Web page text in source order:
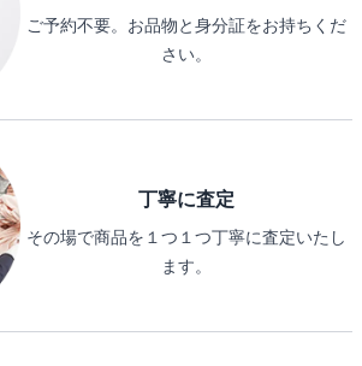
ご予約不要。お品物と身分証をお持ちくだ
さい。
丁寧に査定
その場で商品を１つ１つ丁寧に査定いたし
ます。